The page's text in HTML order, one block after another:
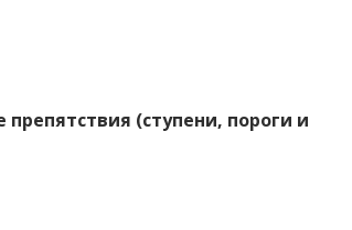
(ступени, пороги и